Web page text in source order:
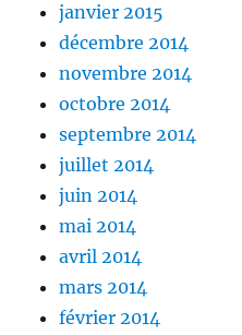
janvier 2015
décembre 2014
novembre 2014
octobre 2014
septembre 2014
juillet 2014
juin 2014
mai 2014
avril 2014
mars 2014
février 2014